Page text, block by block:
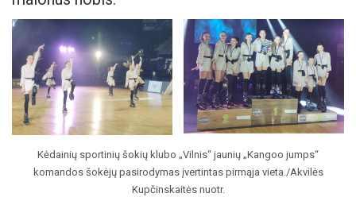
Kėdainių sportinių šokių klubo „Vilnis“ jaunių „Kangoo jumps“
komandos šokėjų pasirodymas įvertintas pirmąja vieta./Akvilės
Kupčinskaitės nuotr.